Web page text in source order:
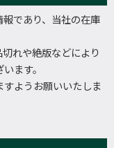
であり、当社の在庫
れや絶版などにより
ます。
ようお願いいたしま